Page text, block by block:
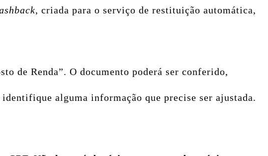
, criada para o serviço de restituição automática,
de Renda”. O documento poderá ser conferido,
alguma informação que precise ser ajustada.